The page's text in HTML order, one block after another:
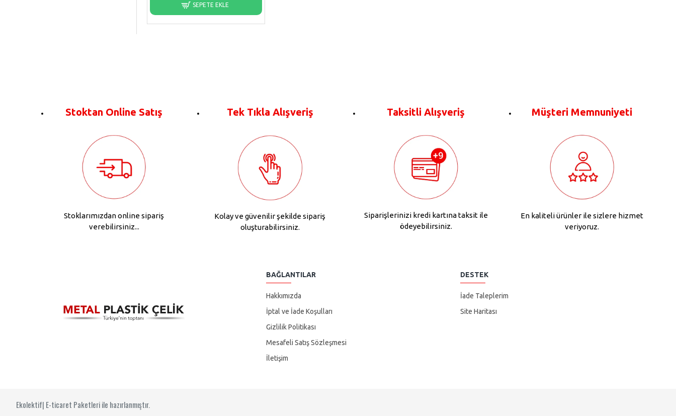
SEPETE EKLE
Stoktan Online Satış
Stoklarımızdan online sipariş
verebilirsiniz...
Tek Tıkla Alışveriş
Kolay ve güvenilir şekilde sipariş
oluşturabilirsiniz.
Taksitli Alışveriş
Siparişlerinizi kredi kartına taksit ile
ödeyebilirsiniz.
Müşteri Memnuniyeti
En kaliteli ürünler ile sizlere hizmet
veriyoruz.
BAĞLANTILAR
Hakkımızda
İptal ve İade Koşulları
Gizlilik Politikası
Mesafeli Satış Sözleşmesi
İletişim
DESTEK
İade Taleplerim
Site Haritası
Ekolektif| E-ticaret Paketleri ile hazırlanmıştır.